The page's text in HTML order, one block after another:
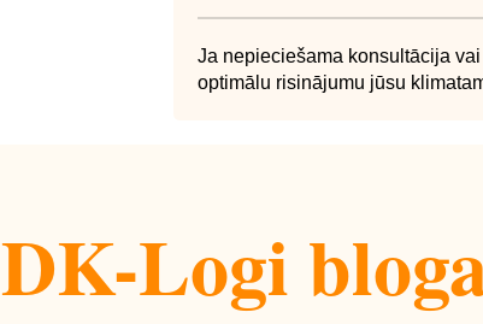
Ja nepieciešama konsultācija
optimālu risinājumu jūsu
DK-Logi